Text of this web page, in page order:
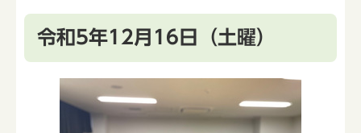
令和5年12月16日（土曜）